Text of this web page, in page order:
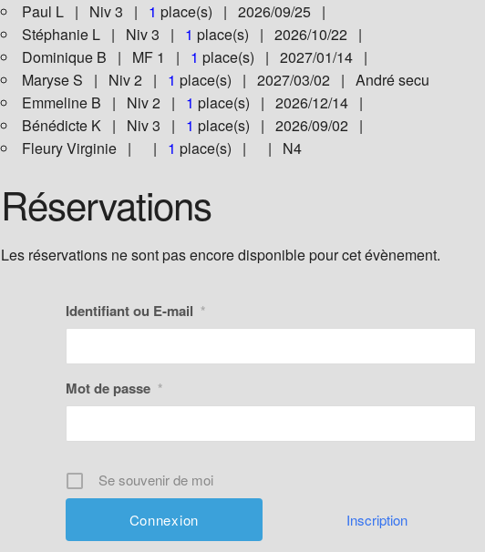
Paul L | Niv 3 | 1 place(s) | 2026/09/25 |
Stéphanie L | Niv 3 | 1 place(s) | 2026/10/22 |
Dominique B | MF 1 | 1 place(s) | 2027/01/14 |
Maryse S | Niv 2 | 1 place(s) | 2027/03/02 | André secu
Emmeline B | Niv 2 | 1 place(s) | 2026/12/14 |
Bénédicte K | Niv 3 | 1 place(s) | 2026/09/02 |
Fleury Virginie | | 1 place(s) | | N4
Réservations
Les réservations ne sont pas encore disponible pour cet évènement.
Identifiant ou E-mail *
Mot de passe *
Se souvenir de moi
Inscription